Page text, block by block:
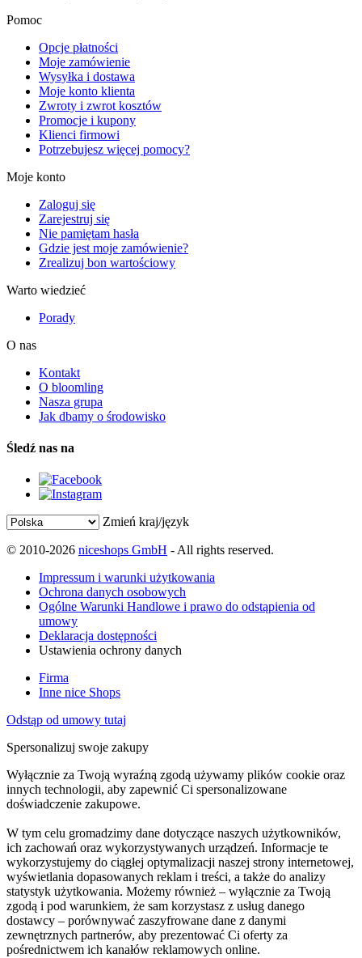
Pomoc
Opcje płatności
Moje zamówienie
Wysyłka i dostawa
Moje konto klienta
Zwroty i zwrot kosztów
Promocje i kupony
Klienci firmowi
Potrzebujesz więcej pomocy?
Moje konto
Zaloguj się
Zarejestruj się
Nie pamiętam hasła
Gdzie jest moje zamówienie?
Zrealizuj bon wartościowy
Warto wiedzieć
Porady
O nas
Kontakt
O bloomling
Nasza grupa
Jak dbamy o środowisko
Śledź nas na
Zmień kraj/język
© 2010-2026 niceshops GmbH - All rights reserved.
Impressum i warunki użytkowania
Ochrona danych osobowych
Ogólne Warunki Handlowe i prawo do odstąpienia od
umowy
Deklaracja dostępności
Ustawienia ochrony danych
Firma
Inne nice Shops
Odstąp od umowy tutaj
Spersonalizuj swoje zakupy
Wyłącznie za Twoją wyraźną zgodą używamy plików cookie oraz
innych technologii, aby zapewnić Ci spersonalizowane
doświadczenie zakupowe.
W tym celu gromadzimy dane dotyczące naszych użytkowników,
ich zachowań oraz wykorzystywanych urządzeń. Informacje te
wykorzystujemy do ciągłej optymalizacji naszej strony internetowej,
wyświetlania dopasowanych reklam i treści, a także do analizy
statystyk użytkowania. Możemy również – wyłącznie za Twoją
zgodą i pod warunkiem, że sam korzystasz z usług danego
dostawcy – porównywać zaszyfrowane dane z danymi
zewnętrznych partnerów, aby prezentować Ci oferty za
pośrednictwem ich kanałów reklamowych online.